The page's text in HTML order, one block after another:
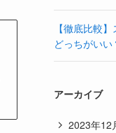
【徹底比較
どっちがいい
アーカイブ
2023年12